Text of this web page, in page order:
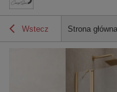
Wstecz Strona główna